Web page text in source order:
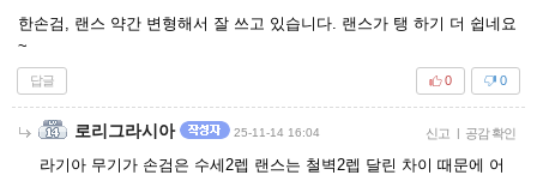
한손검, 랜스 약간 변형해서 잘 쓰고 있습니다. 랜스가 탱 하기 더 쉽네요
~
답글 0
0
로리그라시아 25-11-14 16:04 신고 | 공감 확인
라기아 무기가 손검은 수세2렙 랜스는 철벽2렙 달린 차이 때문에 어